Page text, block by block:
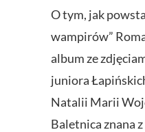
O tym, jak
wampirów”
album ze
juniora
Natalii Marii
Baletnica znana